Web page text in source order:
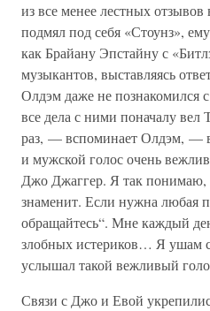
из все менее лестных
подмял под себя «Стоунз»,
как Брайану Эпстайну с
музыкантов, выставляясь
Олдэм даже не познакомился
все дела с ними поначалу вел
раз, — вспоминает Олдэм, — в
и мужской голос очень
Джо Джаггер. Я так понимаю,
знаменит. Если нужна любая
обращайтесь“. Мне каждый
злобных истериков… Я ушам
услышал такой вежливый
Связи с Джо и Евой